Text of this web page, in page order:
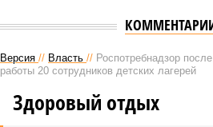
Версия // Власть // Роспотребнадзор
работы 20 сотрудников детских лагерей
Здоровый отдых